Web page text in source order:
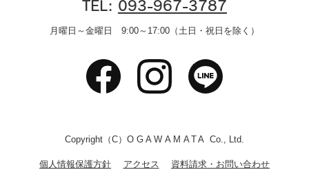
TEL: 093-967-3787
月曜日～金曜日 9:00～17:00（土日・祝日を除く）
Copyright（C）OGAWAMATA Co., Ltd.
個人情報保護方針 アクセス 資料請求・お問い合わせ